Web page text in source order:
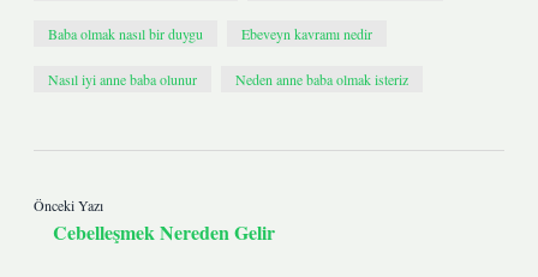
Baba olmak nasıl bir duygu Ebeveyn kavramı nedir
Nasıl iyi anne baba olunur Neden anne baba olmak isteriz
Önceki Yazı
Cebelleşmek Nereden Gelir